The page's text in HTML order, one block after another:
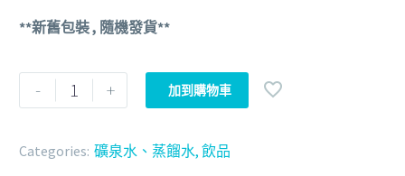
**新舊包裝 , 隨機發貨**
- + 加到購物車
Categories: 礦泉水、蒸餾水, 飲品